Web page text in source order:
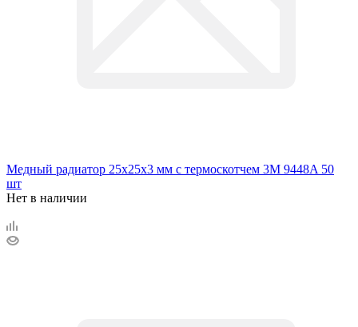
Медный радиатор 25х25х3 мм с термоскотчем 3M 9448A 50
шт
Нет в наличии